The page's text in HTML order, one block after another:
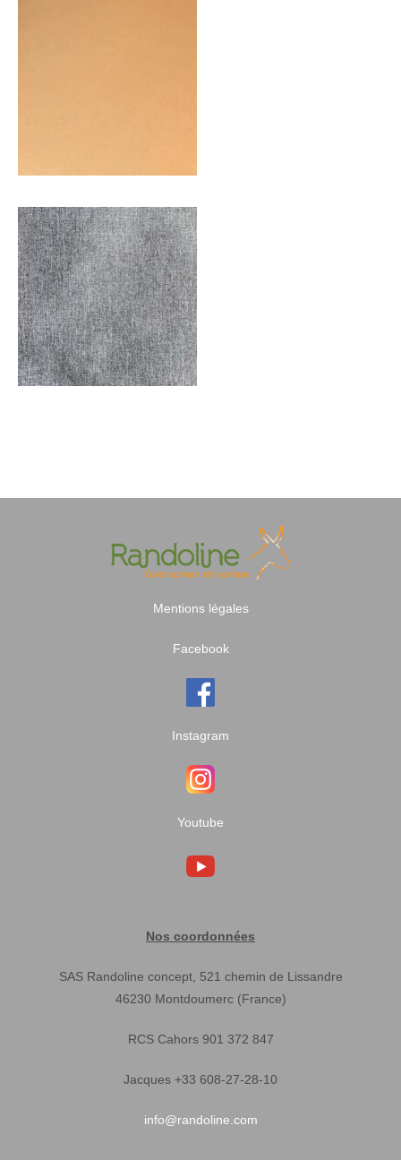
Mentions légales
Facebook
Instagram
Youtube
Nos coordonnées
SAS Randoline concept, 521 chemin de Lissandre
46230 Montdoumerc (France)
RCS Cahors 901 372 847
Jacques +33 608-27-28-10
info@randoline.com